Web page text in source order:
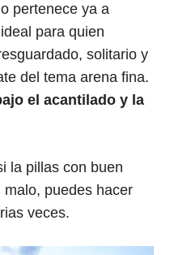
pertenece ya a
para quien
solitario y
del tema arena fina.
el acantilado y la
la pillas con buen
puedes hacer
veces.